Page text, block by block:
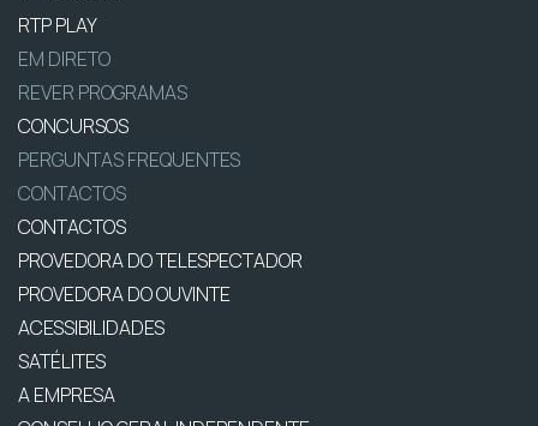
RTP PLAY
EM DIRETO
REVER PROGRAMAS
CONCURSOS
PERGUNTAS FREQUENTES
CONTACTOS
CONTACTOS
PROVEDORA DO TELESPECTADOR
PROVEDORA DO OUVINTE
ACESSIBILIDADES
SATÉLITES
A EMPRESA